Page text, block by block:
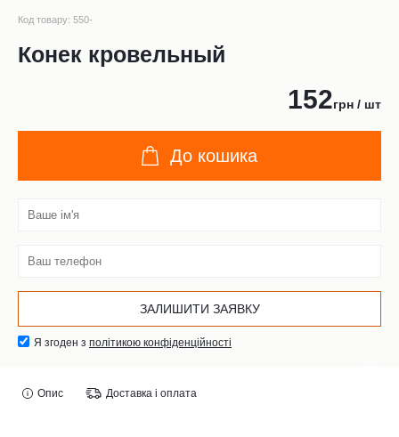
Код товару: 550-
Конек кровельный
152грн / шт
До кошика
Я згоден з політикою конфіденційності
Опис Доставка і оплата